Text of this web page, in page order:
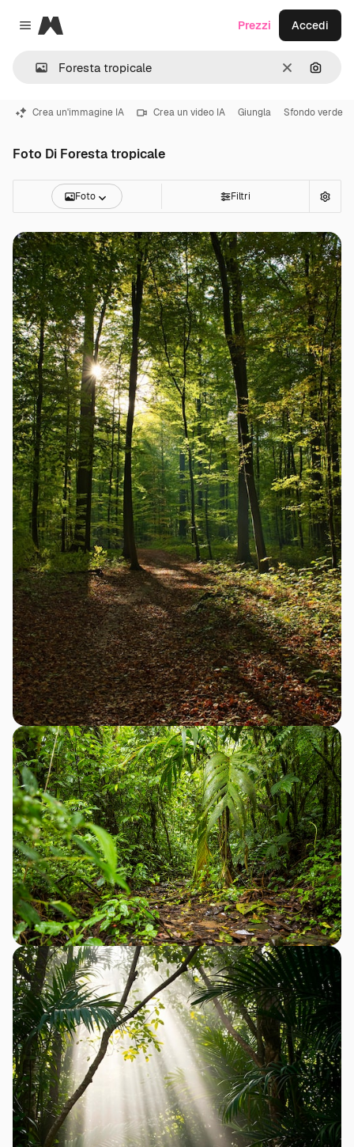
Close menu
Magnific
CancellaCerca
Prezzi Accedi
Crea un'immagine IA Crea un video IA Giungla Sfondo verde
Foto Di Foresta tropicale
Foto Filtri